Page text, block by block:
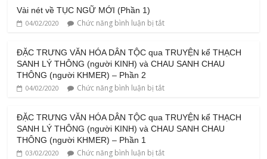
Vài nét về TỤC NGỮ MỚI (Phần 1)
04/02/2020 Chức năng bình luận bị tắt
ĐẶC TRƯNG VĂN HÓA DÂN TỘC qua TRUYỆN kể THẠCH
SANH LÝ THÔNG (người KINH) và CHAU SANH CHAU
THÔNG (người KHMER) – Phần 2
04/02/2020 Chức năng bình luận bị tắt
ĐẶC TRƯNG VĂN HÓA DÂN TỘC qua TRUYỆN kể THẠCH
SANH LÝ THÔNG (người KINH) và CHAU SANH CHAU
THÔNG (người KHMER) – Phần 1
03/02/2020 Chức năng bình luận bị tắt